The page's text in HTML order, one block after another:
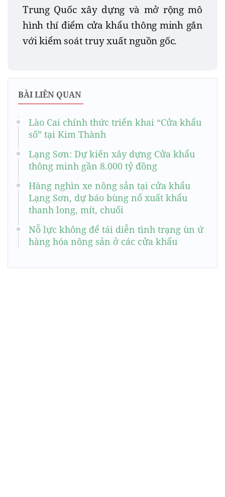
Trung Quốc xây dựng và mở rộng mô
hình thí điểm cửa khẩu thông minh gắn
với kiểm soát truy xuất nguồn gốc.
BÀI LIÊN QUAN
Lào Cai chính thức triển khai “Cửa khẩu
số” tại Kim Thành
Lạng Sơn: Dự kiến xây dựng Cửa khẩu
thông minh gần 8.000 tỷ đồng
Hàng nghìn xe nông sản tại cửa khẩu
Lạng Sơn, dự báo bùng nổ xuất khẩu
thanh long, mít, chuối
Nỗ lực không để tái diễn tình trạng ùn ứ
hàng hóa nông sản ở các cửa khẩu